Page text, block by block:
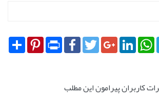
Share
Pinterest Print
FacebookTwitterGoogle+LinkedIn
WhatsApp
کاربران پیرامون این مطلب